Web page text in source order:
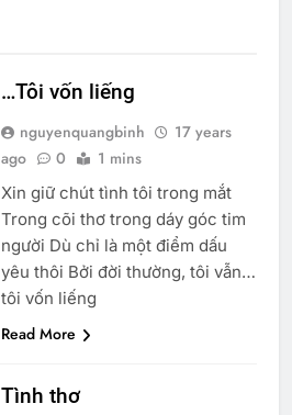
…Tôi vốn liếng
nguyenquangbinh
17 years
ago
0 1 mins
Xin giữ chút tình tôi trong mắt
Trong cõi thơ trong dáy góc tim
người Dù chỉ là một điểm dấu
yêu thôi Bởi đời thường, tôi vẫn…
tôi vốn liếng
Read More
Tình thơ